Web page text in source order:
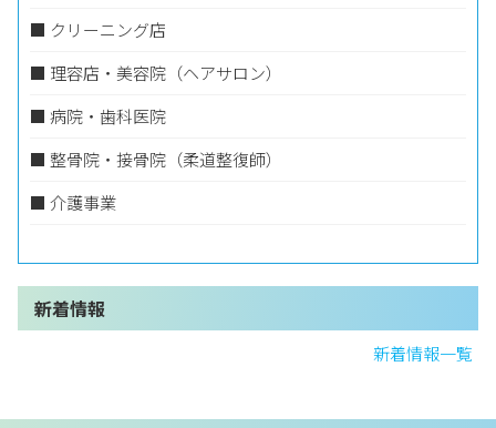
■ クリーニング店
■ ​理容店・美容院（ヘアサロン）
■ ​病院・歯科医院
■ ​整骨院・接骨院（柔道整復師）
■ ​介護事業
新着情報
新着情報一覧